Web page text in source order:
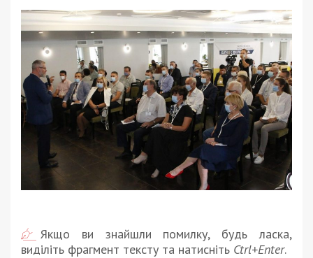
Якщо ви знайшли помилку, будь ласка,
виділіть фрагмент тексту та натисніть Ctrl+Enter.